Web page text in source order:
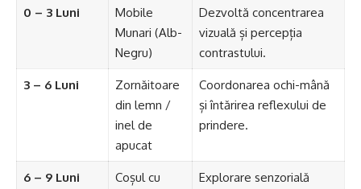
0 – 3 Luni
Mobile
Munari (Alb-
Negru)
Dezvoltă concentrarea
vizuală și percepția
contrastului.
3 – 6 Luni
Zornăitoare
din lemn /
inel de
apucat
Coordonarea ochi-mână
și întărirea reflexului de
prindere.
6 – 9 Luni
Coșul cu
Explorare senzorială